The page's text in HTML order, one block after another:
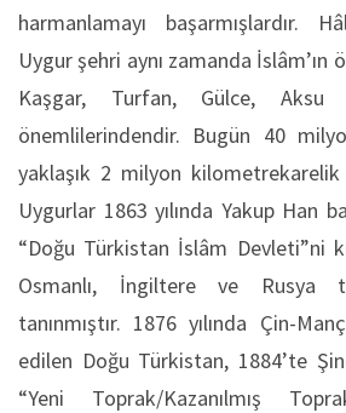
harmanlamayı başarmışlardır.
Uygur şehri aynı zamanda
Kaşgar, Turfan, Gülce,
önemlilerindendir. Bugün 40
yaklaşık 2 milyon
Uygurlar 1863 yılında Yakup Han
“Doğu Türkistan İslâm Devleti”ni
Osmanlı, İngiltere ve Rusya
tanınmıştır. 1876 yılında Çin-
edilen Doğu Türkistan, 1884’te
“Yeni Toprak/Kazanılmış